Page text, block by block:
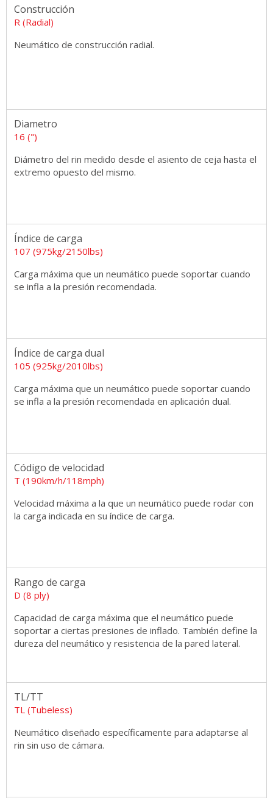
Construcción
R (Radial)
Neumático de construcción radial.
Diametro
16 (")
Diámetro del rin medido desde el asiento de ceja hasta el
extremo opuesto del mismo.
Índice de carga
107 (975kg/2150lbs)
Carga máxima que un neumático puede soportar cuando
se infla a la presión recomendada.
Índice de carga dual
105 (925kg/2010lbs)
Carga máxima que un neumático puede soportar cuando
se infla a la presión recomendada en aplicación dual.
Código de velocidad
T (190km/h/118mph)
Velocidad máxima a la que un neumático puede rodar con
la carga indicada en su índice de carga.
Rango de carga
D (8 ply)
Capacidad de carga máxima que el neumático puede
soportar a ciertas presiones de inflado. También define la
dureza del neumático y resistencia de la pared lateral.
TL/TT
TL (Tubeless)
Neumático diseñado específicamente para adaptarse al
rin sin uso de cámara.